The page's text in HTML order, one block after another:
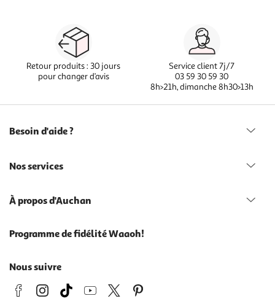
Retour produits : 30 jours
pour changer d’avis
Service client 7j/7
03 59 30 59 30
8h>21h, dimanche 8h30>13h
Besoin d'aide ?
Nos services
À propos d'Auchan
Programme de fidélité Waaoh!
Nous suivre